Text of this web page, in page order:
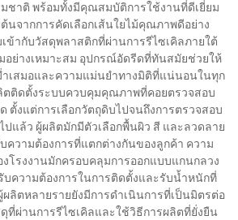
ชาติ พร้อมทั้งมีคุณสมบัติการใช้งานที่ดีเยี่ยม
นจากการคัดเลือกเส้นใยไม้คุณภาพดีอย่าง
ข้ากับวัสดุพลาสติกที่ผ่านการรีไซเคิลภายใต้
ย่างเหมาะสม อุปกรณ์อัดรีดที่ทันสมัยช่วยให้
เสมอและความแม่นยำทางมิติที่แน่นอนในทุก
ตติดตั้งระบบควบคุมคุณภาพที่คอยตรวจสอบ
ตั้งแต่การเลือกวัตถุดิบไปจนถึงการตรวจสอบ
ปแล้ว ผู้ผลิตมักมีตัวเลือกพื้นผิว สี และลวดลาย
ความต้องการที่แตกต่างกันของลูกค้า ความ
โรงงานมักครอบคลุมการออกแบบแกนกลวง
บความต้องการในการติดตั้งและรับน้ำหนักที่
ลิตหลายรายยังมีการดำเนินการที่เป็นมิตรต่อ
ที่ผ่านการรีไซเคิลและใช้วิธีการผลิตที่ยั่งยืน